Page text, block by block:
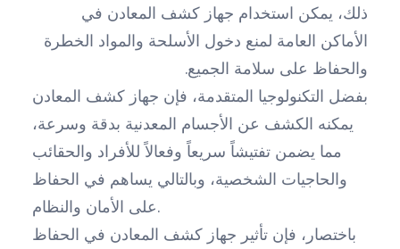
ذلك، يمكن استخدام جهاز كشف المعادن في
الأماكن العامة لمنع دخول الأسلحة والمواد الخطرة
والحفاظ على سلامة الجميع.
بفضل التكنولوجيا المتقدمة، فإن جهاز كشف المعادن
يمكنه الكشف عن الأجسام المعدنية بدقة وسرعة،
مما يضمن تفتيشاً سريعاً وفعالاً للأفراد والحقائب
والحاجيات الشخصية، وبالتالي يساهم في الحفاظ
على الأمان والنظام.
باختصار، فإن تأثير جهاز كشف المعادن في الحفاظ